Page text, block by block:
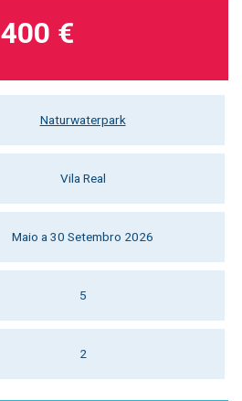
Naturwaterpark
Vila Real
Maio a 30 Setembro 2026
5
2
400 €